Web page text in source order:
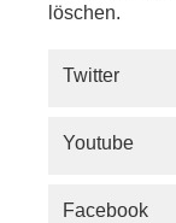
SERVICE
löschen.
Twitter
Youtube
Facebook